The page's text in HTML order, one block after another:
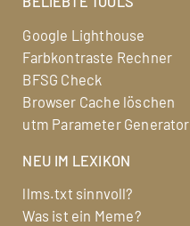
Google Lighthouse
Farbkontraste Rechner
BFSG Check
Browser Cache löschen
utm Parameter Generator
NEU IM LEXIKON
llms.txt sinnvoll?
Was ist ein Meme?